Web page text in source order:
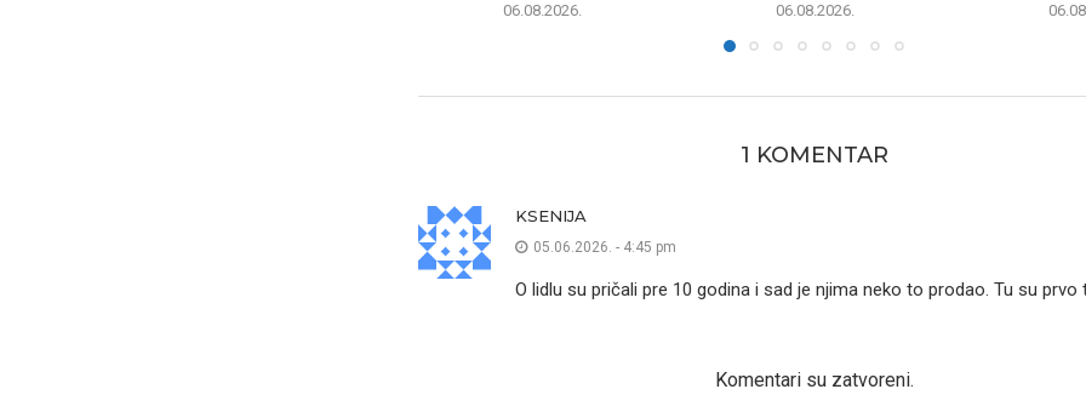
06.08.2026. 06.08.2026.
1 KOMENTAR
KSENIJA
05.06.2026. - 4:45 pm
O lidlu su pričali pre 10 godina i sad je njima neko to prodao. Tu su prvo
Komentari su zatvoreni.